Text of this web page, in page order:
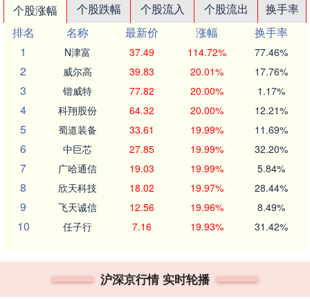
个股涨幅 个股跌幅 个股流入 个股流出
换手率
排名
名称 最新价 涨幅
换手率
1
N津富 37.49 114.72% 77.46%
2 威尔高 39.83 20.01% 17.76%
3 锴威特 77.82 20.00% 1.17%
4 科翔股份 64.32 20.00% 12.21%
5 蜀道装备 33.61 19.99% 11.69%
6 中巨芯 27.85 19.99% 32.20%
7 广哈通信 19.03 19.99% 5.84%
8 欣天科技 18.02 19.97% 28.44%
9 飞天诚信 12.56 19.96% 8.49%
10 任子行 7.16 19.93% 31.42%
沪深京行情 实时轮播